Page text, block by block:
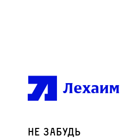
Лехаим
Не забудь